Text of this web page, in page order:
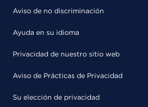
Aviso de no discriminación
Ayuda en su idioma
Privacidad de nuestro sitio web
Aviso de Prácticas de Privacidad
Su elección de privacidad